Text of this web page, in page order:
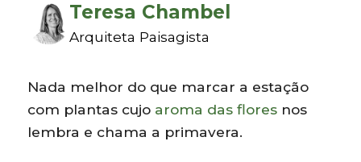
Teresa Chambel
Arquiteta Paisagista
Nada melhor do que marcar a estação
com plantas cujo aroma das flores nos
lembra e chama a primavera.